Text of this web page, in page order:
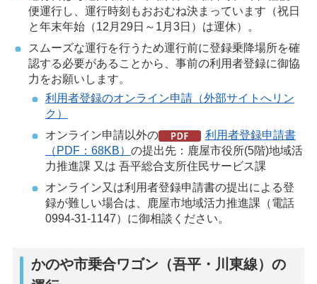
便運行し、運行時刻もおおむね決まっています（祝日
と年末年始（12月29日～1月3日）は運休）。
スムーズな運行を行うため運行前に登録乗降場所を確
認する必要があることから、事前の利用者登録に御協
力をお願いします。
利用者登録のオンライン申請（外部サイトへリン
ク）
オンライン申請以外の
利用者登録申請書
（PDF：68KB） の提出先：鹿屋市役所(5階)地域活
力推進課 又は 吾平総合支所住民サービス課
オンライン又は利用者登録申請書の提出による登
録が難しい場合は、鹿屋市地域活力推進課（電話
0994-31-1147）に御相談ください。
かのや市乗合ワゴン（吾平・川東線）の